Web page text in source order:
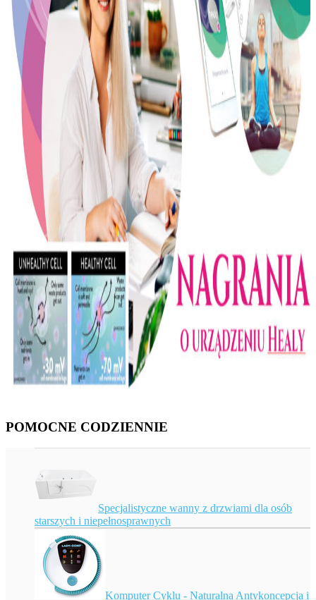
POMOCNE CODZIENNIE
Specjalistyczne wanny z drzwiami dla osób
starszych i niepełnosprawnych
Komputer Cyklu - Naturalna Antykoncepcja i